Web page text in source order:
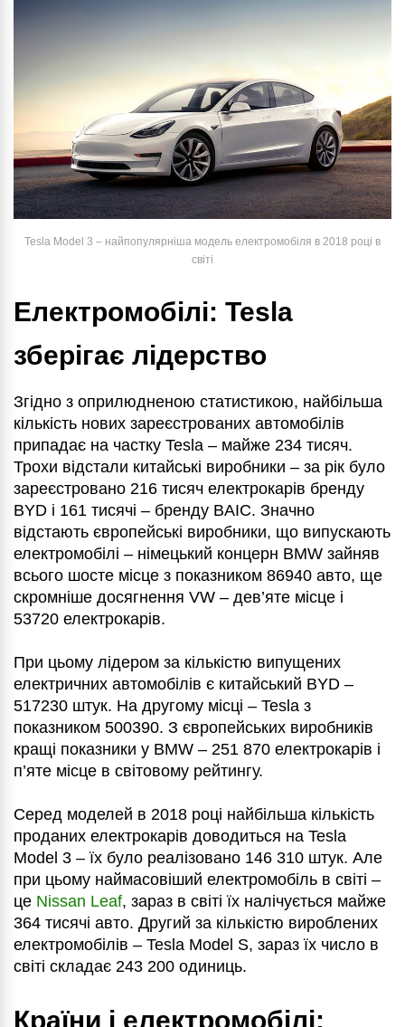
Tesla Model 3 – найпопулярніша модель електромобіля в 2018 році в
світі
Електромобілі: Tesla
зберігає лідерство
Згідно з оприлюдненою статистикою, найбільша
кількість нових зареєстрованих автомобілів
припадає на частку Tesla – майже 234 тисяч.
Трохи відстали китайські виробники – за рік було
зареєстровано 216 тисяч електрокарів бренду
BYD і 161 тисячі – бренду BAIC. Значно
відстають європейські виробники, що випускають
електромобілі – німецький концерн BMW зайняв
всього шосте місце з показником 86940 авто, ще
скромніше досягнення VW – дев’яте місце і
53720 електрокарів.
При цьому лідером за кількістю випущених
електричних автомобілів є китайський BYD –
517230 штук. На другому місці – Tesla з
показником 500390. З європейських виробників
кращі показники у BMW – 251 870 електрокарів і
п’яте місце в світовому рейтингу.
Серед моделей в 2018 році найбільша кількість
проданих електрокарів доводиться на Tesla
Model 3 – їх було реалізовано 146 310 штук. Але
при цьому наймасовіший електромобіль в світі –
це Nissan Leaf, зараз в світі їх налічується майже
364 тисячі авто. Другий за кількістю вироблених
електромобілів – Tesla Model S, зараз їх число в
світі складає 243 200 одиниць.
Країни і електромобілі: